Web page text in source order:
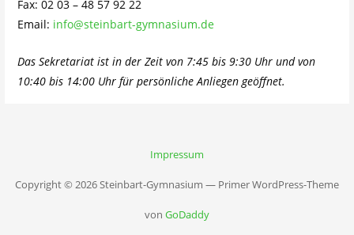
Fax: 02 03 – 48 57 92 22
Email: info@steinbart-gymnasium.de
Das Sekretariat ist in der Zeit von 7:45 bis 9:30 Uhr und von
10:40 bis 14:00 Uhr für persönliche Anliegen geöffnet.
Impressum
Copyright © 2026 Steinbart-Gymnasium — Primer WordPress-Theme
von GoDaddy